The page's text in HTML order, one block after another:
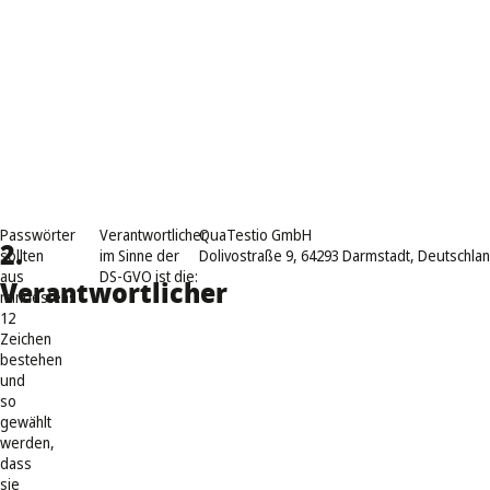
Passwörter
sollten
aus
mindestens
12
Zeichen
bestehen
und
so
gewählt
werden,
dass
sie
2.
Verantwortlicher
Verantwortlicher
im Sinne der
DS-GVO ist die:
QuaTestio GmbH
Dolivostraße 9, 64293 Darmstadt,